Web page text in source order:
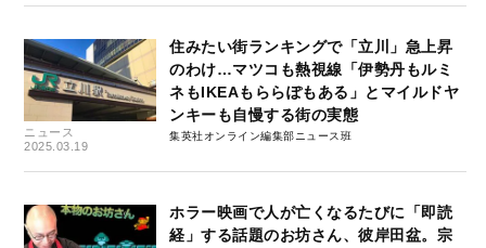
ニュース
2025.03.19
住みたい街ランキングで「立川」急上昇
のわけ…マツコも熱視線「伊勢丹もルミ
ネもIKEAもららぽもある」とマイルドヤ
ンキーも自慢する街の実態
集英社オンライン編集部ニュース班
ホラー映画で人が亡くなるたびに「即読
経」する話題のお坊さん、彼岸田盆。宗